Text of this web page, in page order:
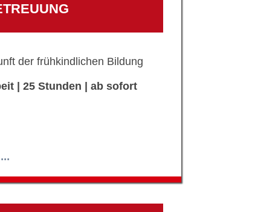
der frühkindlichen Bildung
| 25 Stunden | ab sofort